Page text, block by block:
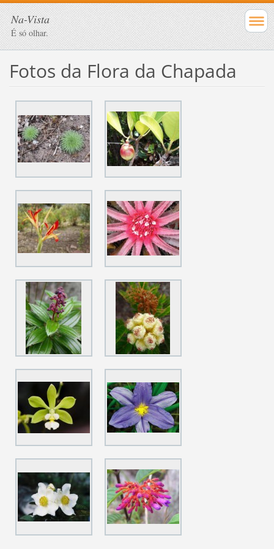
Na-Vista
É só olhar.
Fotos da Flora da Chapada